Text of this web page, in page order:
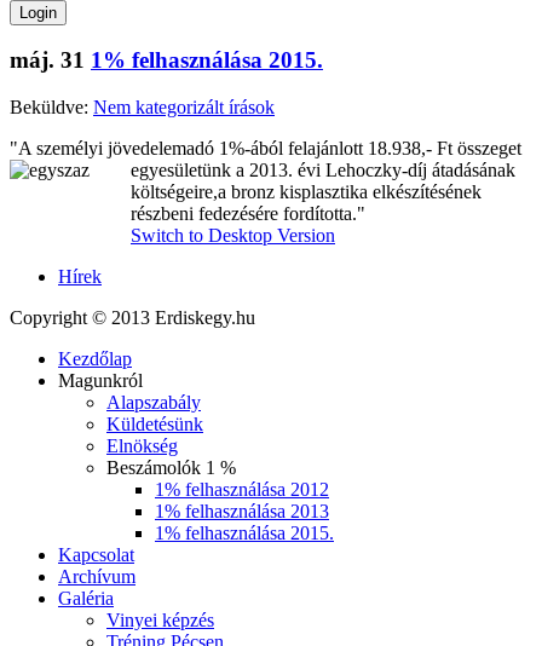
máj. 31 1% felhasználása 2015.
Beküldve: Nem kategorizált írások
"A személyi jövedelemadó 1%-ából felajánlott 18.938,- Ft összeget
egyesületünk a 2013. évi Lehoczky-díj átadásának
költségeire,a bronz kisplasztika elkészítésének
részbeni fedezésére fordította."
Switch to Desktop Version
Hírek
Copyright © 2013 Erdiskegy.hu
Kezdőlap
Magunkról
Alapszabály
Küldetésünk
Elnökség
Beszámolók 1 %
1% felhasználása 2012
1% felhasználása 2013
1% felhasználása 2015.
Kapcsolat
Archívum
Galéria
Vinyei képzés
Tréning Pécsen